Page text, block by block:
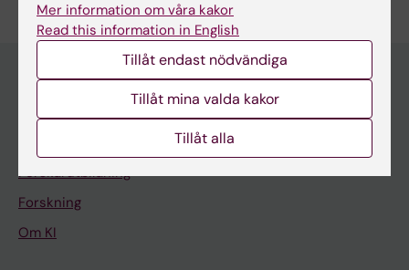
Upptäck KI
Forskarutbildning
Forskning
Om KI
Mer information om våra kakor
Read this information in English
Tillåt endast nödvändiga
Tillåt mina valda kakor
Tillåt alla